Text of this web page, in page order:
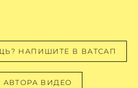
НАПИШИТЕ В ВАТСАП
АВТОРА ВИДЕО